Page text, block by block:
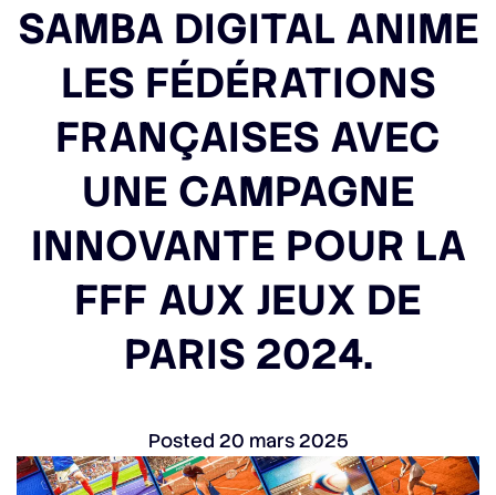
SAMBA DIGITAL ANIME
LES FÉDÉRATIONS
FRANÇAISES AVEC
UNE CAMPAGNE
INNOVANTE POUR LA
FFF AUX JEUX DE
PARIS 2024.
Posted 20 mars 2025